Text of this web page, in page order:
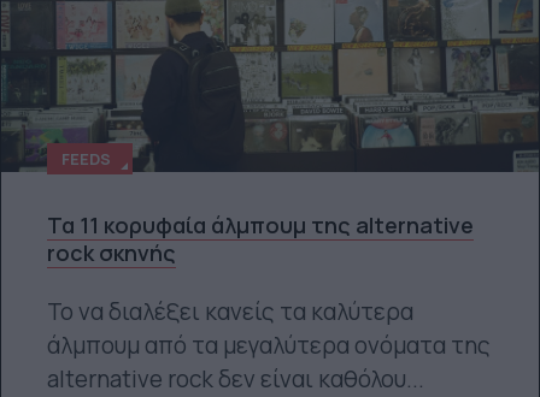
FEEDS
Τα 11 κορυφαία άλμπουμ της alternative
rock σκηνής
Το να διαλέξει κανείς τα καλύτερα
άλμπουμ από τα μεγαλύτερα ονόματα της
alternative rock δεν είναι καθόλου...